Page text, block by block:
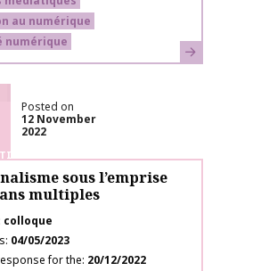
au numérique
numérique
Learn more
Posted on
12 November
2022
sous l’emprise
multiples
colloque
04/05/2023
for the 20/12/2022